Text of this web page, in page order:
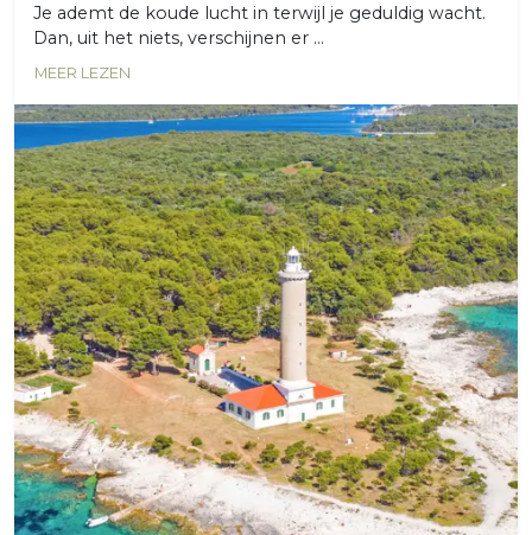
Je ademt de koude lucht in terwijl je geduldig wacht.
Dan, uit het niets, verschijnen er ...
MEER LEZEN